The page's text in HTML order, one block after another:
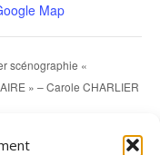
Map
scénographie «
» – Carole CHARLIER